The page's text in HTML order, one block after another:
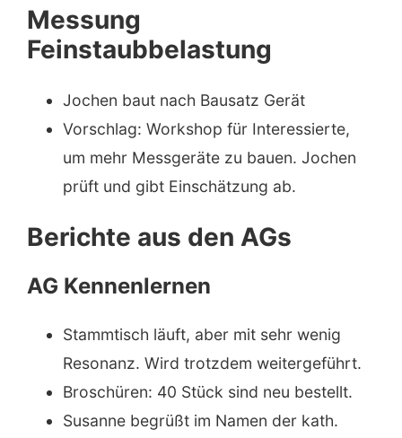
Messung
Feinstaubbelastung
Jochen baut nach Bausatz Gerät
Vorschlag: Workshop für Interessierte,
um mehr Messgeräte zu bauen. Jochen
prüft und gibt Einschätzung ab.
Berichte aus den AGs
AG Kennenlernen
Stammtisch läuft, aber mit sehr wenig
Resonanz. Wird trotzdem weitergeführt.
Broschüren: 40 Stück sind neu bestellt.
Susanne begrüßt im Namen der kath.